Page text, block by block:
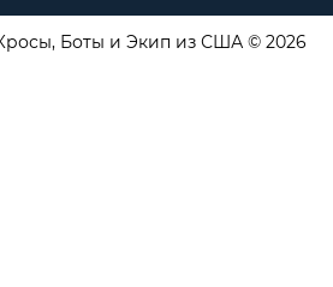
Боты и Экип из США © 2026